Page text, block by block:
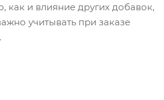
как и влияние других добавок,
учитывать при заказе